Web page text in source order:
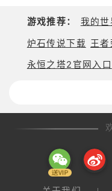
数，赢取额外奖励。
《消灭病毒 2026 官
游戏推荐： 我的世
炉石传说下载 王
永恒之塔2官网入口